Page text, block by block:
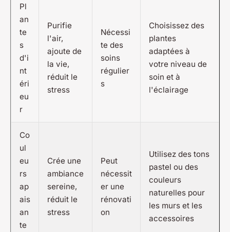
Pl
an
te
s
d'i
nt
éri
eu
r
Purifie
l'air,
ajoute de
la vie,
réduit le
stress
Nécessi
te des
soins
régulier
s
Choisissez des
plantes
adaptées à
votre niveau de
soin et à
l'éclairage
Co
ul
eu
rs
ap
ais
an
te
Crée une
ambiance
sereine,
réduit le
stress
Peut
nécessit
er une
rénovati
on
Utilisez des tons
pastel ou des
couleurs
naturelles pour
les murs et les
accessoires